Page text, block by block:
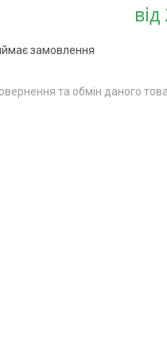
від
замовлення
та обмін даного